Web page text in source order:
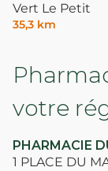
Vert Le Petit
35,3 km
votre
PHARMACIE
1 PLACE DU